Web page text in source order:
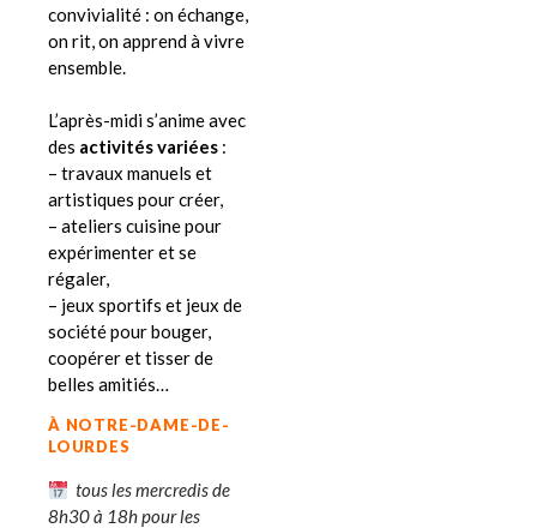
convivialité : on échange,
on rit, on apprend à vivre
ensemble.
L’après-midi s’anime avec
des activités variées :
– travaux manuels et
artistiques pour créer,
– ateliers cuisine pour
expérimenter et se
régaler,
– jeux sportifs et jeux de
société pour bouger,
coopérer et tisser de
belles amitiés…
À NOTRE-DAME-DE-
LOURDES
tous les mercredis de
8h30 à 18h pour les